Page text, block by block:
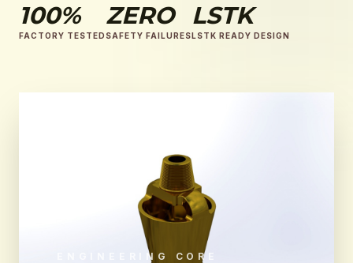
100%
FACTORY TESTED
ZERO
SAFETY FAILURES
LSTK
LSTK READY DESIGN
ENGINEERING CORE